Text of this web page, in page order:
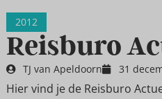
2012
Reisburo
TJ van Apeldoorn 31
Hier vind je de Reisburo